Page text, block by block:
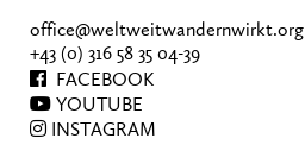
office@weltweitwandernwirkt.org
+43 (0) 316 58 35 04-39
FACEBOOK
YOUTUBE
INSTAGRAM